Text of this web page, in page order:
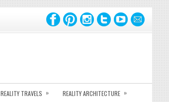
REALITY TRAVELS » REALITY ARCHITECTURE »